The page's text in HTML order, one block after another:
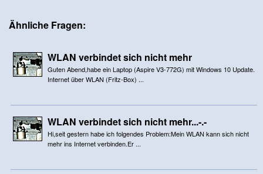
Ähnliche Fragen:
WLAN verbindet sich nicht mehr
Guten Abend,habe ein Laptop (Aspire V3-772G) mit Windows 10 Update.
Internet über WLAN (Fritz-Box) ...
WLAN verbindet sich nicht mehr...-.-
Hi,seit gestern habe ich folgendes Problem:Mein WLAN kann sich nicht
mehr ins Internet verbinden.Er ...